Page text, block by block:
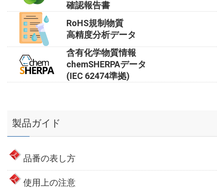
確認報告書
RoHS規制物質
高精度分析データ
含有化学物質情報
chemSHERPAデータ
(IEC 62474準拠)
製品ガイド
品番の表し方
使用上の注意